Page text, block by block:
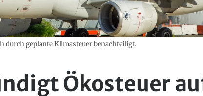
durch geplante Klimasteuer benachteiligt.
Ökosteuer